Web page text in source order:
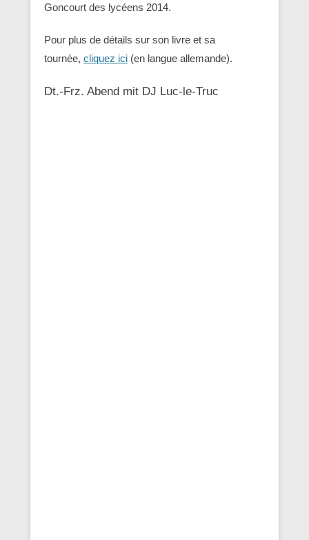
Goncourt des lycéens 2014.
Pour plus de détails sur son livre et sa
tournée, cliquez ici (en langue allemande).
Dt.-Frz. Abend mit DJ Luc-le-Truc